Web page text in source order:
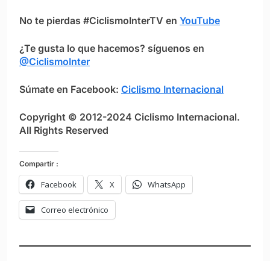
No te pierdas #CiclismoInterTV en YouTube
¿Te gusta lo que hacemos? síguenos en
@CiclismoInter
Súmate en Facebook: Ciclismo Internacional
Copyright © 2012-2024 Ciclismo Internacional.
All Rights Reserved
Compartir :
Facebook X WhatsApp
Correo electrónico